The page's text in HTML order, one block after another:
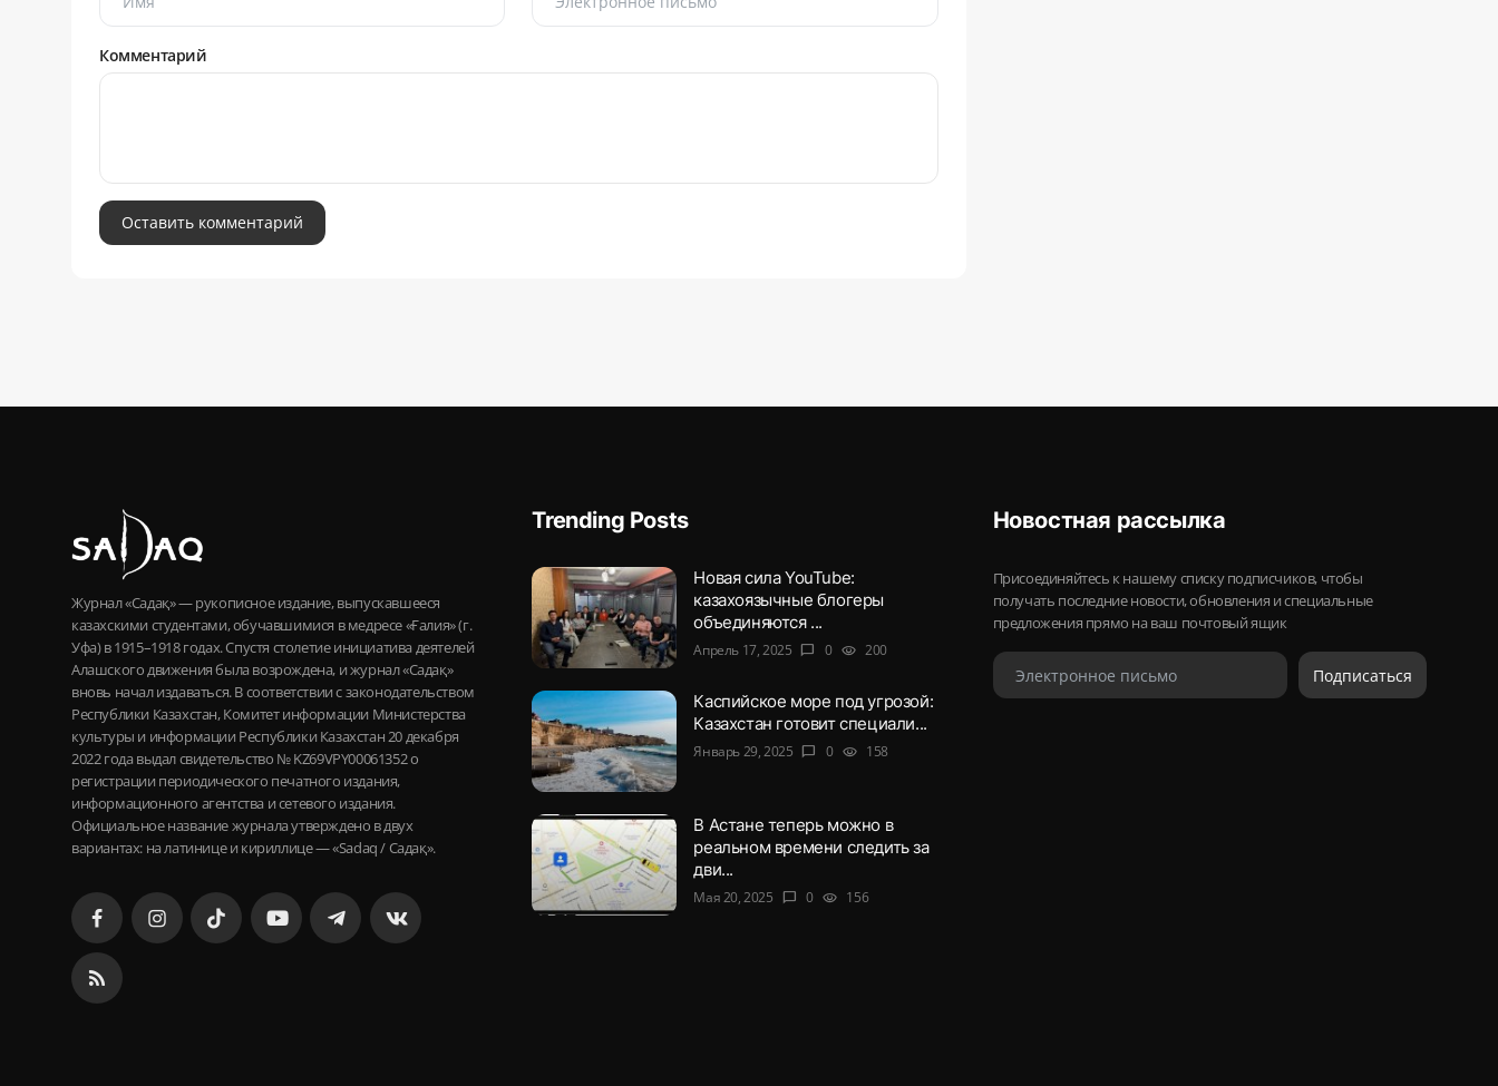
Комментарий
Оставить комментарий
Журнал «Садақ» — рукописное издание, выпускавшееся
казахскими студентами, обучавшимися в медресе «Ғалия» (г.
Уфа) в 1915–1918 годах. Спустя столетие инициатива деятелей
Алашского движения была возрождена, и журнал «Садақ»
вновь начал издаваться. В соответствии с законодательством
Республики Казахстан, Комитет информации Министерства
культуры и информации Республики Казахстан 20 декабря
2022 года выдал свидетельство № KZ69VPY00061352 о
регистрации периодического печатного издания,
информационного агентства и сетевого издания.
Официальное название журнала утверждено в двух
вариантах: на латинице и кириллице — «Sadaq / Садақ».
Trending Posts
Новая сила YouTube:
казахоязычные блогеры
объединяются ...
Апрель 17, 2025 chat_bubble 0 visibility 200
Каспийское море под угрозой:
Казахстан готовит специали...
Январь 29, 2025 chat_bubble 0 visibility 158
В Астане теперь можно в
реальном времени следить за
дви...
Мая 20, 2025 chat_bubble 0 visibility 156
Новостная рассылка
Присоединяйтесь к нашему списку подписчиков, чтобы
получать последние новости, обновления и специальные
предложения прямо на ваш почтовый ящик
Подписаться